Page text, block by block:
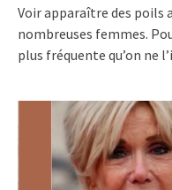
Voir apparaître des poils
nombreuses femmes.
plus fréquente qu’on ne